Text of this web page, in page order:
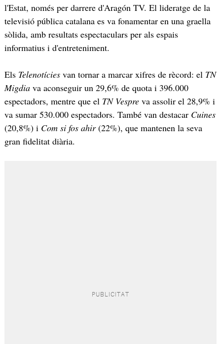
l'Estat, només per darrere d'Aragón TV. El lideratge de la
televisió pública catalana es va fonamentar en una graella
sòlida, amb resultats espectaculars per als espais
informatius i d'entreteniment.
Els Telenotíciesvan tornar a marcar xifres de rècord: el TN
Migdiava aconseguir un 29,6% de quota i 396.000
espectadors, mentre que el TN Vespreva assolir el 28,9% i
va sumar 530.000 espectadors. També van destacar Cuines
(20,8%) i Com si fos ahir(22%), que mantenen la seva
gran fidelitat diària.